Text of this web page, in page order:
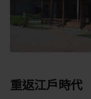
重返江戶時代